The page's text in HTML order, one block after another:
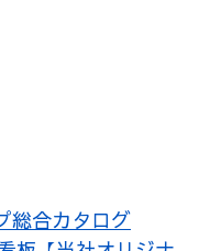
総合カタログ